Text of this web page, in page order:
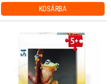
KOSÁRBA